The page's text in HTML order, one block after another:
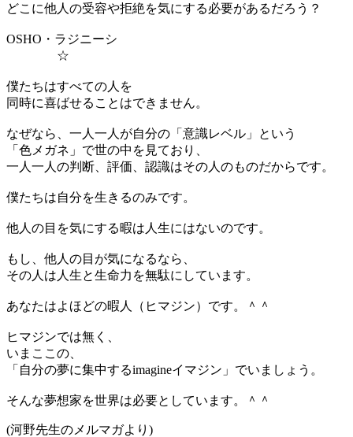
どこに他人の受容や拒絶を気にする必要があるだろう？
OSHO・ラジニーシ
☆
僕たちはすべての人を
同時に喜ばせることはできません。
なぜなら、一人一人が自分の「意識レベル」という
「色メガネ」で世の中を見ており、
一人一人の判断、評価、認識はその人のものだからです。
僕たちは自分を生きるのみです。
他人の目を気にする暇は人生にはないのです。
もし、他人の目が気になるなら、
その人は人生と生命力を無駄にしています。
あなたはよほどの暇人（ヒマジン）です。＾＾
ヒマジンでは無く、
いまここの、
「自分の夢に集中するimagineイマジン」でいましょう。
そんな夢想家を世界は必要としています。＾＾
(河野先生のメルマガより)